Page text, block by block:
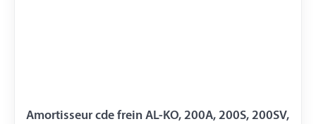
Amortisseur cde frein AL-KO, 200A, 200S, 200SV,